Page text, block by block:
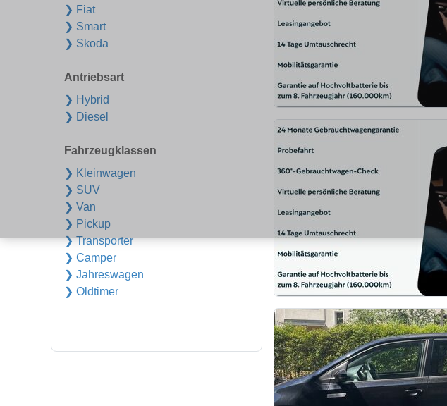
❯ Fiat
❯ Smart
❯ Skoda
Antriebsart
❯ Hybrid
❯ Diesel
Fahrzeugklassen
❯ Kleinwagen
❯ SUV
❯ Van
❯ Pickup
❯ Transporter
❯ Camper
❯ Jahreswagen
❯ Oldtimer